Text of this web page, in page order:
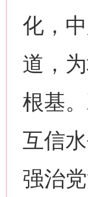
化，
道，
根基
互信
强治